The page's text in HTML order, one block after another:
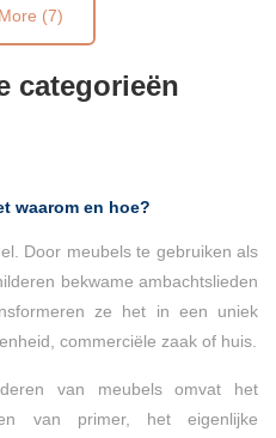
(7)
categorieën
waarom en hoe?
Door meubels te gebruiken als
bekwame ambachtslieden
ze het in een uniek
commerciële zaak of huis.
van meubels omvat het
van primer, het eigenlijke